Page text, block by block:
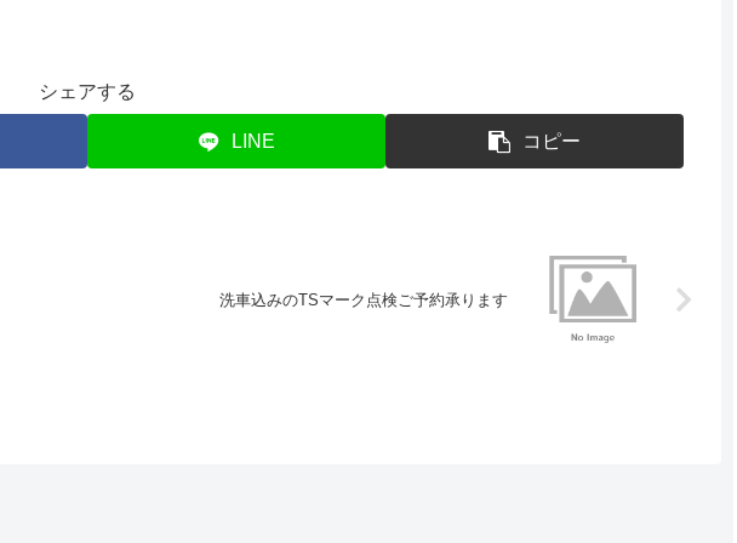
シェアする
LINE コピー
洗車込みのTSマーク点検ご予約承ります